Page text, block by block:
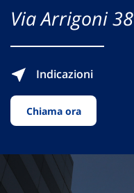
Via Arrigoni 38
Indicazioni
Chiama ora